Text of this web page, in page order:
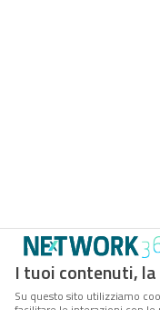
I tuoi contenuti,
Su questo sito utilizziamo